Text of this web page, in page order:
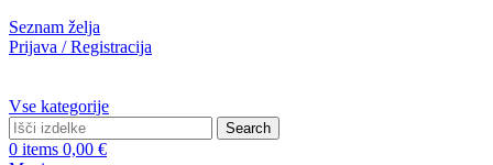
Seznam želja
Prijava / Registracija
Vse kategorije
Search
0 items 0,00 €